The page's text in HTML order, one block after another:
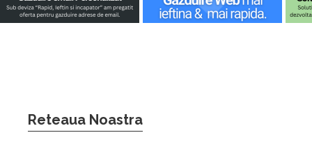
Reteaua Noastra